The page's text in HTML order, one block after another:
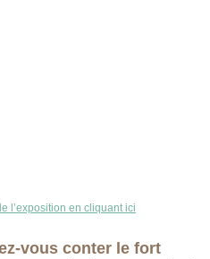
l’exposition en cliquant ici
vous conter le fort